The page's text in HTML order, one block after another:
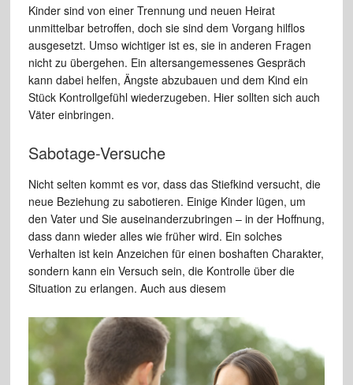
Kinder sind von einer Trennung und neuen Heirat
unmittelbar betroffen, doch sie sind dem Vorgang hilflos
ausgesetzt. Umso wichtiger ist es, sie in anderen Fragen
nicht zu übergehen. Ein altersangemessenes Gespräch
kann dabei helfen, Ängste abzubauen und dem Kind ein
Stück Kontrollgefühl wiederzugeben. Hier sollten sich auch
Väter einbringen.
Sabotage-Versuche
Nicht selten kommt es vor, dass das Stiefkind versucht, die
neue Beziehung zu sabotieren. Einige Kinder lügen, um
den Vater und Sie auseinanderzubringen – in der Hoffnung,
dass dann wieder alles wie früher wird. Ein solches
Verhalten ist kein Anzeichen für einen boshaften Charakter,
sondern kann ein Versuch sein, die Kontrolle über die
Situation zu erlangen. Auch aus diesem